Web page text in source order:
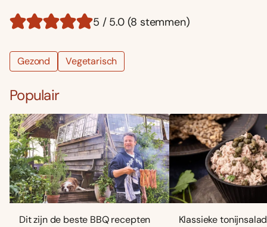
5 / 5.0 (8 stemmen)
Gezond Vegetarisch
Populair
Dit zijn de beste BBQ recepten
Klassieke